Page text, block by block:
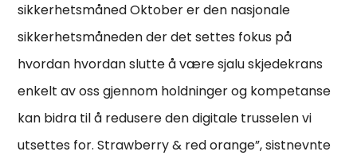
sikkerhetsmåned Oktober er den nasjonale
sikkerhetsmåneden der det settes fokus på
hvordan hvordan slutte å være sjalu skjedekrans
enkelt av oss gjennom holdninger og kompetanse
kan bidra til å redusere den digitale trusselen vi
utsettes for. Strawberry & red orange”, sistnevnte